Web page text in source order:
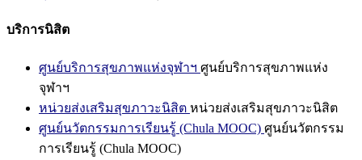
บริการนิสิต
ศูนย์บริการสุขภาพแห่งจุฬาฯ ศูนย์บริการสุขภาพแห่ง
จุฬาฯ
หน่วยส่งเสริมสุขภาวะนิสิต หน่วยส่งเสริมสุขภาวะนิสิต
ศูนย์นวัตกรรมการเรียนรู้ (Chula MOOC) ศูนย์นวัตกรรม
การเรียนรู้ (Chula MOOC)